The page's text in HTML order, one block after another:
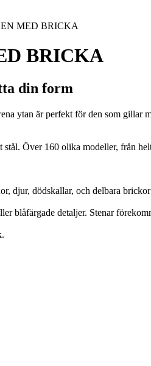
MED BRICKA
BRICKA
din form
ytan är perfekt för den som
Över 160 olika modeller, från
djur, dödskallar, och delbara
blåfärgade detaljer. Stenar